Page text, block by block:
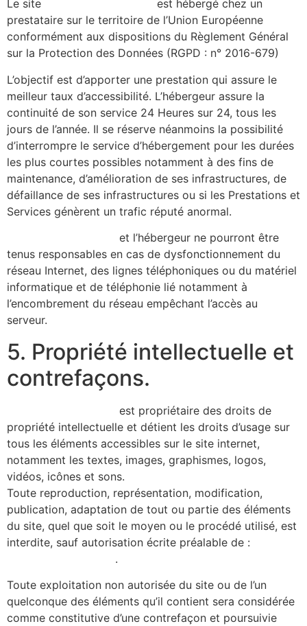
Le site
est hébergé chez un
prestataire sur le territoire de l’Union Européenne
conformément aux dispositions du Règlement Général
sur la Protection des Données (RGPD : n° 2016-679)
L’objectif est d’apporter une prestation qui assure le
meilleur taux d’accessibilité. L’hébergeur assure la
continuité de son service 24 Heures sur 24, tous les
jours de l’année. Il se réserve néanmoins la possibilité
d’interrompre le service d’hébergement pour les durées
les plus courtes possibles notamment à des fins de
maintenance, d’amélioration de ses infrastructures, de
défaillance de ses infrastructures ou si les Prestations et
Services génèrent un trafic réputé anormal.
et l’hébergeur ne pourront être
tenus responsables en cas de dysfonctionnement du
réseau Internet, des lignes téléphoniques ou du matériel
informatique et de téléphonie lié notamment à
l’encombrement du réseau empêchant l’accès au
serveur.
5. Propriété intellectuelle et
contrefaçons.
est propriétaire des droits de
propriété intellectuelle et détient les droits d’usage sur
tous les éléments accessibles sur le site internet,
notamment les textes, images, graphismes, logos,
vidéos, icônes et sons.
Toute reproduction, représentation, modification,
publication, adaptation de tout ou partie des éléments
du site, quel que soit le moyen ou le procédé utilisé, est
interdite, sauf autorisation écrite préalable de :
.
Toute exploitation non autorisée du site ou de l’un
quelconque des éléments qu’il contient sera considérée
comme constitutive d’une contrefaçon et poursuivie